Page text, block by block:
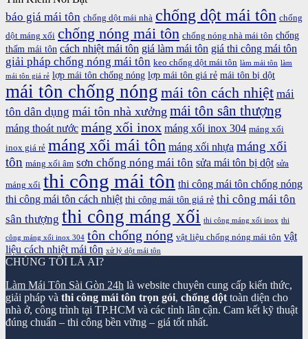
báo giá mái tôn chống dột mái nhà chống dột mái tôn chống
dột máng xối chống nóng mái tôn chống nóng nhà mái tôn chống
thấm mái tôn cách nhiệt mái tôn giá làm mái tôn giá thi công mái tôn
giải pháp chống nóng mái tôn keo chống dột mái tôn làm mái tôn làm
mái tôn giá rẻ lợp mái tôn chống nóng lợp mái tôn giá rẻ mái tôn bị dột
mái tôn chống nóng mái tôn cách nhiệt mái
tôn dân dụng mái tôn nhà xưởng mái tôn sân thượng
máng thoát nước máng xối inox máng xối inox 304 máng xối
inox giá rẻ máng xối mái tôn máng xối nhựa máng xối
tôn máng xối âm sơn chống nóng mái tôn sửa mái tôn bị dột sửa
máng xối thi công mái tôn thi công mái tôn chống nóng
thi công mái tôn cách nhiệt thi công mái tôn giá rẻ thi công mái tôn
sân thượng thi công máng xối thi công máng xối inox thi
công máng xối inox 304 tôn chống nóng vật liệu chống nóng mái tôn vật
liệu cách nhiệt mái tôn xử lý dột mái tôn
CHÚNG TÔI LÀ AI?
Làm Mái Tôn Sài Gòn 24h là website chuyên cung cấp kiến thức,
giải pháp và thi công mái tôn trọn gói, chống dột toàn diện cho
nhà ở, công trình tại TP.HCM và các tỉnh lân cận. Cam kết kỹ thuật
đúng chuẩn – thi công bền vững – giá tốt nhất.